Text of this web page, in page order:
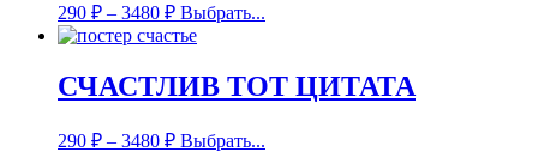
290 ₽ – 3480 ₽ Выбрать...
СЧАСТЛИВ ТОТ ЦИТАТА
290 ₽ – 3480 ₽ Выбрать...